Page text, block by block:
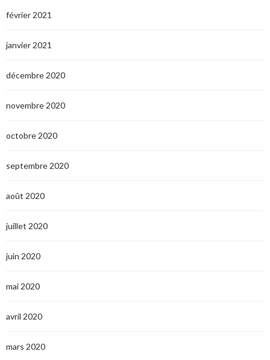
février 2021
janvier 2021
décembre 2020
novembre 2020
octobre 2020
septembre 2020
août 2020
juillet 2020
juin 2020
mai 2020
avril 2020
mars 2020